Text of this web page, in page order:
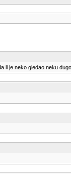
li je neko gledao neku